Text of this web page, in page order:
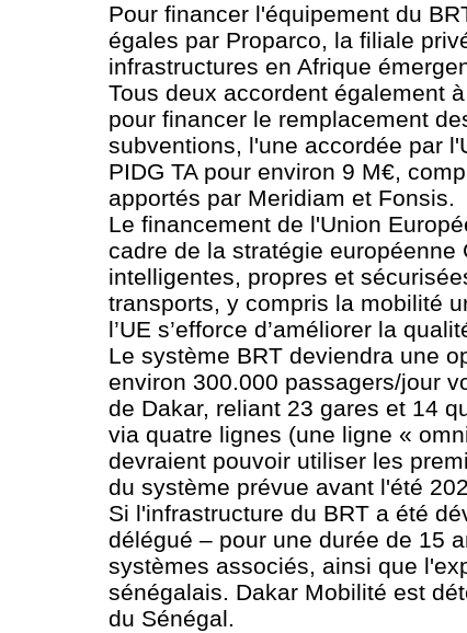
Pour financer l'équipement du
égales par Proparco, la filiale
infrastructures en Afrique
Tous deux accordent également
pour financer le remplacement
subventions, l'une accordée par
PIDG TA pour environ 9 M€,
apportés par Meridiam et Fonsis.
Le financement de l'Union
cadre de la stratégie
intelligentes, propres et
transports, y compris la mobilité
l’UE s’efforce d’améliorer la
Le système BRT deviendra une
environ 300.000 passagers/jour
de Dakar, reliant 23 gares et 14
via quatre lignes (une ligne «
devraient pouvoir utiliser les
du système prévue avant l'été
Si l'infrastructure du BRT a été
délégué – pour une durée de 15
systèmes associés, ainsi que
sénégalais. Dakar Mobilité est
du Sénégal.